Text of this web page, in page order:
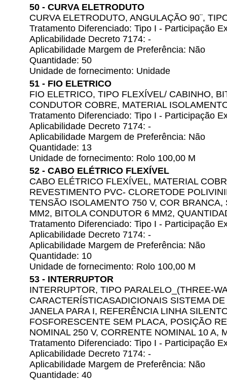
50 - CURVA ELETRODUTO
CURVA ELETRODUTO, ANGULAÇÃO 90¨,
Tratamento Diferenciado: Tipo I - Participação
Aplicabilidade Decreto 7174: -
Aplicabilidade Margem de Preferência: Não
Quantidade: 50
Unidade de fornecimento: Unidade
51 - FIO ELETRICO
FIO ELETRICO, TIPO FLEXÍVEL/ CABINHO,
CONDUTOR COBRE, MATERIAL
Tratamento Diferenciado: Tipo I - Participação
Aplicabilidade Decreto 7174: -
Aplicabilidade Margem de Preferência: Não
Quantidade: 13
Unidade de fornecimento: Rolo 100,00 M
52 - CABO ELÉTRICO FLEXÍVEL
CABO ELÉTRICO FLEXÍVEL, MATERIAL
REVESTIMENTO PVC- CLORETODE
TENSÃO ISOLAMENTO 750 V, COR
MM2, BITOLA CONDUTOR 6 MM2,
Tratamento Diferenciado: Tipo I - Participação
Aplicabilidade Decreto 7174: -
Aplicabilidade Margem de Preferência: Não
Quantidade: 10
Unidade de fornecimento: Rolo 100,00 M
53 - INTERRUPTOR
INTERRUPTOR, TIPO PARALELO_(THREE-
CARACTERÍSTICASADICIONAIS SISTEMA
JANELA PARA I, REFERÊNCIA LINHA
FOSFORESCENTE SEM PLACA, POSIÇÃO
NOMINAL 250 V, CORRENTE NOMINAL 10 A,
Tratamento Diferenciado: Tipo I - Participação
Aplicabilidade Decreto 7174: -
Aplicabilidade Margem de Preferência: Não
Quantidade: 40